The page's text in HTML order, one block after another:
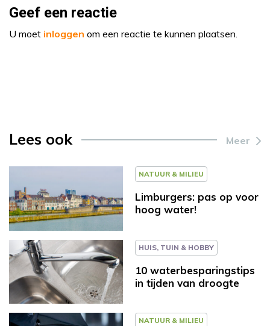
Geef een reactie
U moet inloggen om een reactie te kunnen plaatsen.
Lees ook Meer
NATUUR & MILIEU
Limburgers: pas op voor
hoog water!
HUIS, TUIN & HOBBY
10 waterbesparingstips
in tijden van droogte
NATUUR & MILIEU